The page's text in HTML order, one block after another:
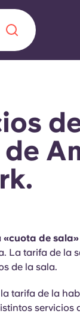
Blog
«cuota de sala»
La tarifa de la
de la sala.
tarifa de la
servicios